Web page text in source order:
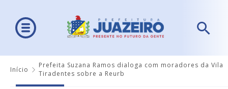
Início
Prefeita Suzana Ramos dialoga com moradores da Vila
Tiradentes sobre a Reurb